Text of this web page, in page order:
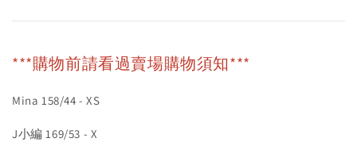
***購物前請看過賣場購物須知***
Mina 158/44 - XS
J小編 169/53 - X